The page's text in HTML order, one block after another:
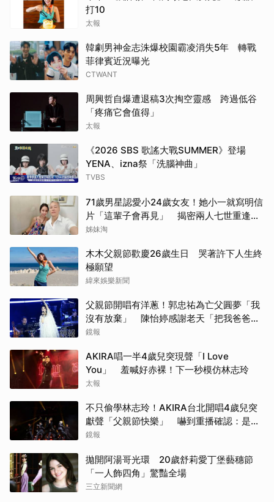
打10
太報
韓劇男神金志洙爆校園霸凌消失5年 轉戰
菲律賓近況曝光
CTWANT
周興哲自爆遭退稿3次掏空靈感 跨過低谷
「疼痛它會值得」
太報
《2026 SBS 歌謠大戰SUMMER》登場
YENA、izna祭「洗腦神曲」
TVBS
71歲男星認愛小24歲女友！她小一就寫明信
片「這輩子會再見」 揭密兩人七世重逢奇
緣
姊妹淘
木木父親節歡慶26歲生日 哭著許下人生終
極願望
緯來娛樂新聞
父親節開唱有洋蔥！郭忠祐為亡父圓夢「我
沒有放棄」 陳怡婷感謝老天「把我爸爸還
給我」
鏡報
AKIRA唱一半4歲兒突現聲「I Love
You」 羞喊好赤裸！下一秒模仿林志玲
太報
不只偷學林志玲！AKIRA台北開唱4歲兒突
獻聲「父親節快樂」 嚇到重播確認：是我
兒子
鏡報
拋開阿湯哥光環 20歲舒莉愛丁堡藝穗節
「一人飾四角」驚豔全場
三立新聞網